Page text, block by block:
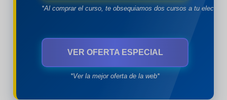
*Al comprar el curso, te obsequiamos dos cursos a tu
VER OFERTA ESPECIAL
*Ver la mejor oferta de la web*